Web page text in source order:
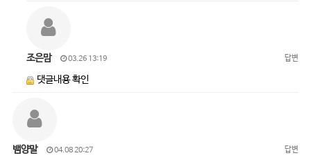
조은맘 03.26 13:19 답변
댓글내용 확인
뱀양말 04.08 20:27 답변